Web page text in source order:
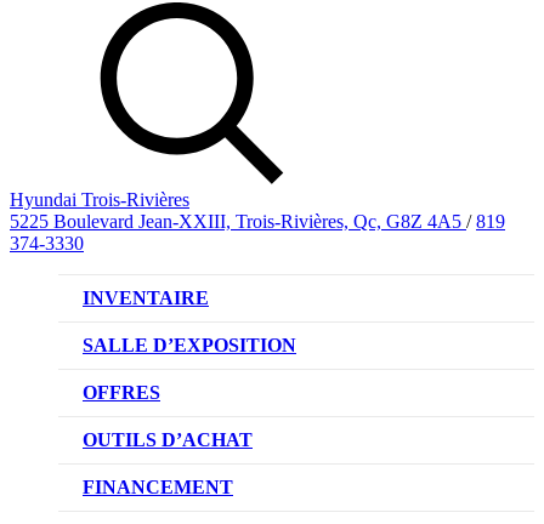
Hyundai Trois-Rivières
5225 Boulevard Jean-XXIII, Trois-Rivières, Qc, G8Z 4A5 / 819
374-3330
INVENTAIRE
VÉHICULES NEUFS
VÉHICULES D’OCCASION
SALLE D’EXPOSITION
OFFRES
OFFRE DE VÉHICULES NEUFS
OFFRES DU CONCESSIONNAIRE
OUTILS D’ACHAT
CL!QUEZ ET ACHETEZ HYUNDAI
FINANCEMENT